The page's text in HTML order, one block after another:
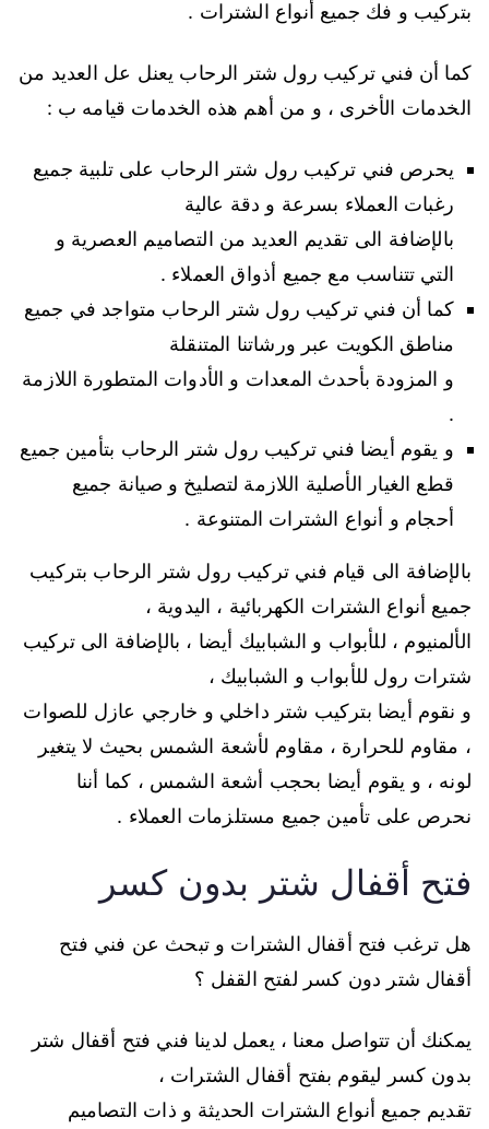
بتركيب و فك جميع أنواع الشترات .
كما أن فني تركيب رول شتر الرحاب يعنل عل العديد من
الخدمات الأخرى ، و من أهم هذه الخدمات قيامه ب :
يحرص فني تركيب رول شتر الرحاب على تلبية جميع
رغبات العملاء بسرعة و دقة عالية
بالإضافة الى تقديم العديد من التصاميم العصرية و
التي تتناسب مع جميع أذواق العملاء .
كما أن فني تركيب رول شتر الرحاب متواجد في جميع
مناطق الكويت عبر ورشاتنا المتنقلة
و المزودة بأحدث المعدات و الأدوات المتطورة اللازمة
.
و يقوم أيضا فني تركيب رول شتر الرحاب بتأمين جميع
قطع الغيار الأصلية اللازمة لتصليخ و صيانة جميع
أحجام و أنواع الشترات المتنوعة .
بالإضافة الى قيام فني تركيب رول شتر الرحاب بتركيب
جميع أنواع الشترات الكهربائية ، اليدوية ،
الألمنيوم ، للأبواب و الشبابيك أيضا ، بالإضافة الى تركيب
شترات رول للأبواب و الشبابيك ،
و نقوم أيضا بتركيب شتر داخلي و خارجي عازل للصوات
، مقاوم للحرارة ، مقاوم لأشعة الشمس بحيث لا يتغير
لونه ، و يقوم أيضا بحجب أشعة الشمس ، كما أننا
نحرص على تأمين جميع مستلزمات العملاء .
فتح أقفال شتر بدون كسر
هل ترغب فتح أقفال الشترات و تبحث عن فني فتح
أقفال شتر دون كسر لفتح القفل ؟
يمكنك أن تتواصل معنا ، يعمل لدينا فني فتح أقفال شتر
بدون كسر ليقوم بفتح أقفال الشترات ،
تقديم جميع أنواع الشترات الحديثة و ذات التصاميم